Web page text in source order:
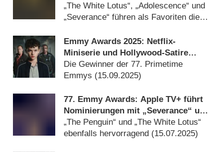
This“ nominiert
„The White Lotus“, „Adolescence“ und
„Severance“ führen als Favoriten die
Emmy Awards 2025: Netflix-
Miniserie und Hollywood-Satire
dominieren
Die Gewinner der 77. Primetime
Emmys (15.09.2025)
77. Emmy Awards: Apple TV+ führt
Nominierungen mit „Severance“ und
„The Studio“ an
„The Penguin“ und „The White Lotus“
ebenfalls hervorragend (15.07.2025)